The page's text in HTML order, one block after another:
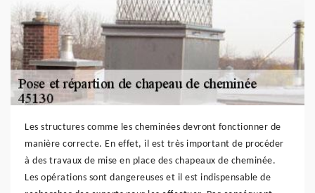
Les structures comme les cheminées devront fonctionner de
manière correcte. En effet, il est très important de procéder
à des travaux de mise en place des chapeaux de cheminée.
Les opérations sont dangereuses et il est indispensable de